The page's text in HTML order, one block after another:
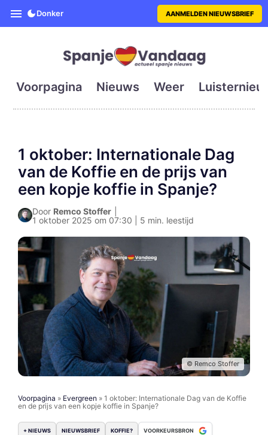
SpanjeVandaag is de eerste
Donker AANMELDEN NIEUWSBRIEF
Voorpagina Nieuws Weer
1 oktober: Internationale Dag
van de Koffie en de prijs van
een kopje koffie in Spanje?
Door Remco Stoffer
1 oktober 2025 om 07:30 | 5 min. leestijd
© Remco Stoffer
Voorpagina » Evergreen » 1 oktober: Internationale Dag van de Koffie
en de prijs van een kopje koffie in Spanje?
+ NIEUWS NIEUWSBRIEF KOFFIE? VOORKEURSBRON